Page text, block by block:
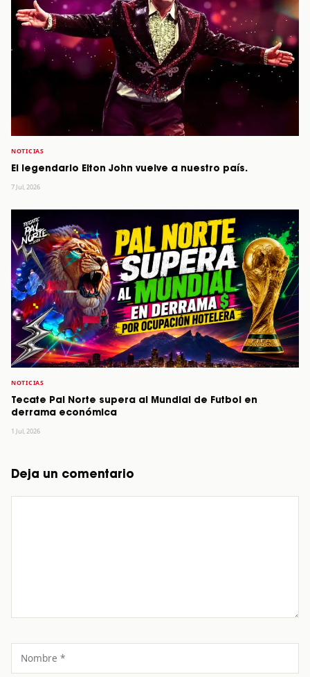
NOTICIAS
El legendario Elton John vuelve a nuestro país.
7 Jul, 2026
NOTICIAS
Tecate Pal Norte supera al Mundial de Futbol en
derrama económica
1 Jul, 2026
Deja un comentario
Nombre